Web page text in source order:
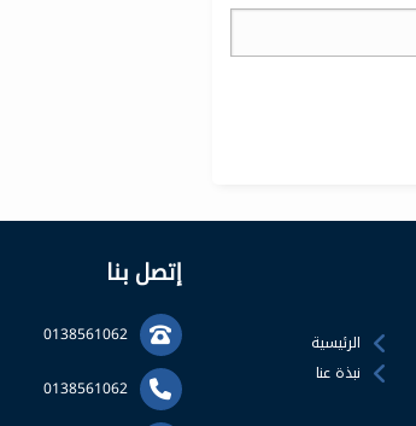
الرئيسية
نبذة عنا
إتصل بنا
0138561062
0138561062